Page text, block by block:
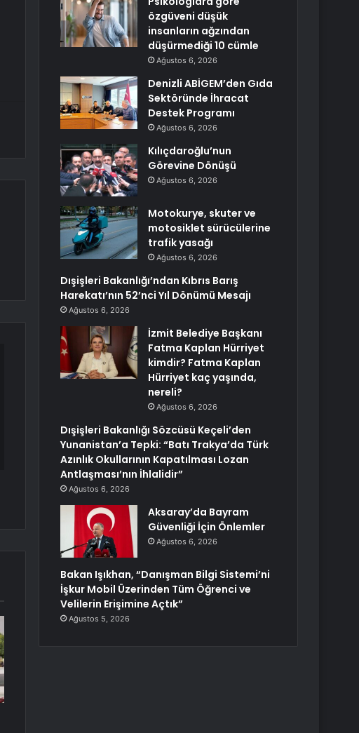
özgüveni düşük
insanların ağzından
düşürmediği 10 cümle
Ağustos 6, 2026
Denizli ABİGEM’den Gıda
Sektöründe İhracat
Destek Programı
Ağustos 6, 2026
Kılıçdaroğlu’nun
Görevine Dönüşü
Ağustos 6, 2026
Motokurye, skuter ve
motosiklet sürücülerine
trafik yasağı
Ağustos 6, 2026
Dışişleri Bakanlığı’ndan Kıbrıs Barış
Harekatı’nın 52’nci Yıl Dönümü Mesajı
Ağustos 6, 2026
İzmit Belediye Başkanı
Fatma Kaplan Hürriyet
kimdir? Fatma Kaplan
Hürriyet kaç yaşında,
nereli?
Ağustos 6, 2026
Dışişleri Bakanlığı Sözcüsü Keçeli’den
Yunanistan’a Tepki: “Batı Trakya’da Türk
Azınlık Okullarının Kapatılması Lozan
Antlaşması’nın İhlalidir”
Ağustos 6, 2026
Aksaray’da Bayram
Güvenliği İçin Önlemler
Ağustos 6, 2026
Bakan Işıkhan, “Danışman Bilgi Sistemi’ni
İşkur Mobil Üzerinden Tüm Öğrenci ve
Velilerin Erişimine Açtık”
Ağustos 5, 2026